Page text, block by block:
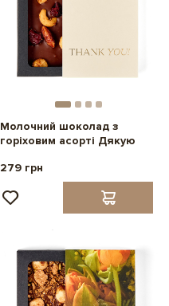
Молочний шоколад з
горіховим асорті Дякую
279 грн